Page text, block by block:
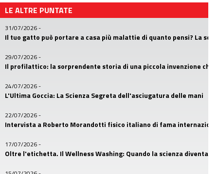
LE ALTRE PUNTATE
31/07/2026-
Il tuo gatto può portare a casa più malattie di quanto pensi? La
29/07/2026-
Il profilattico: la sorprendente storia di una piccola invenzione
24/07/2026-
L'Ultima Goccia: La Scienza Segreta dell'asciugatura delle mani
22/07/2026-
Intervista a Roberto Morandotti fisico italiano di fama
17/07/2026-
Oltre l'etichetta. Il Wellness Washing: Quando la scienza diventa